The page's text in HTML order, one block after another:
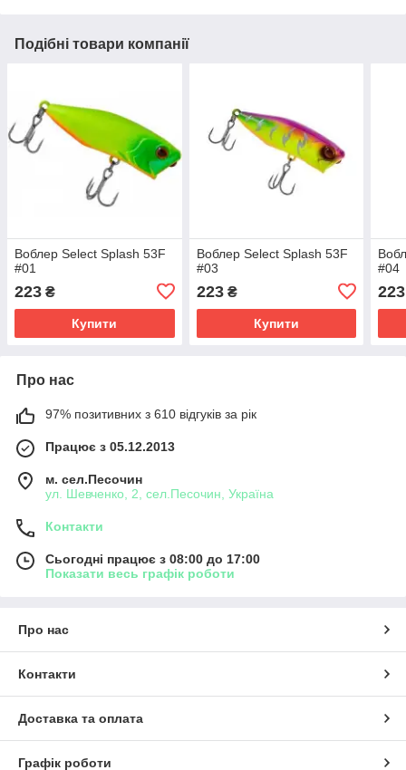
Подібні товари компанії
Воблер Select Splash 53F
#01
223 ₴
Купити
Воблер Select Splash 53F
#03
223₴
Купити
#04
223
Про нас
97% позитивних з 610 відгуків за рік
Працює з 05.12.2013
м. сел.Песочин
ул. Шевченко, 2, сел.Песочин, Україна
Контакти
Сьогодні працює з 08:00 до 17:00
Показати весь графік роботи
Про нас
Контакти
Доставка та оплата
Графік роботи